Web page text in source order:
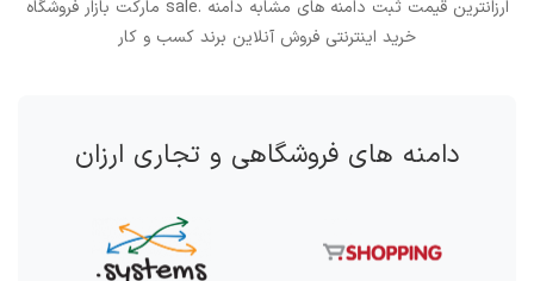
ارزانترین قیمت ثبت دامنه های مشابه دامنه .sale مارکت بازار فروشگاه
خرید اینترنتی فروش آنلاین برند کسب و کار
دامنه های فروشگاهی و تجاری ارزان